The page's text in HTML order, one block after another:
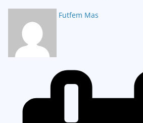
Futfem Mas